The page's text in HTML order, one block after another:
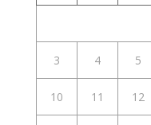
3 4 5
10 11 12